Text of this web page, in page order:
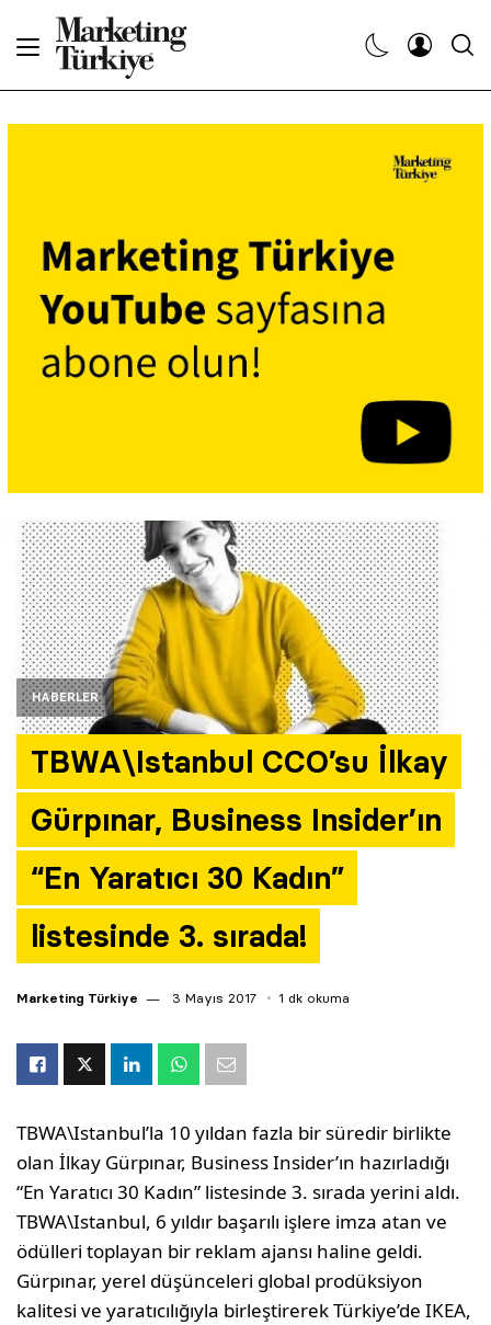
HABERLER
TBWA\Istanbul CCO’su İlkay
Gürpınar, Business Insider’ın
“En Yaratıcı 30 Kadın”
listesinde 3. sırada!
Marketing Türkiye 3 Mayıs 2017 1 dk okuma
TBWA\Istanbul’la 10 yıldan fazla bir süredir birlikte
olan İlkay Gürpınar, Business Insider’ın hazırladığı
“En Yaratıcı 30 Kadın” listesinde 3. sırada yerini aldı.
TBWA\Istanbul, 6 yıldır başarılı işlere imza atan ve
ödülleri toplayan bir reklam ajansı haline geldi.
Gürpınar, yerel düşünceleri global prodüksiyon
kalitesi ve yaratıcılığıyla birleştirerek Türkiye’de IKEA,
Dergiler
Etkinlikler
Araştırma